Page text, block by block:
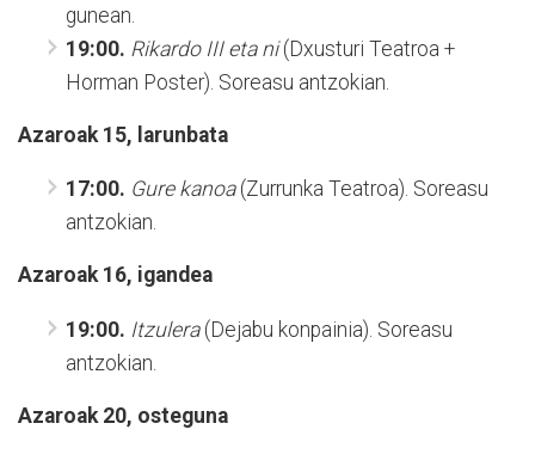
gunean.
19:00. Rikardo III eta ni(Dxusturi Teatroa +
Horman Poster). Soreasu antzokian.
Azaroak 15, larunbata
17:00. Gure kanoa(Zurrunka Teatroa). Soreasu
antzokian.
Azaroak 16, igandea
19:00. Itzulera(Dejabu konpainia). Soreasu
antzokian.
Azaroak 20, osteguna